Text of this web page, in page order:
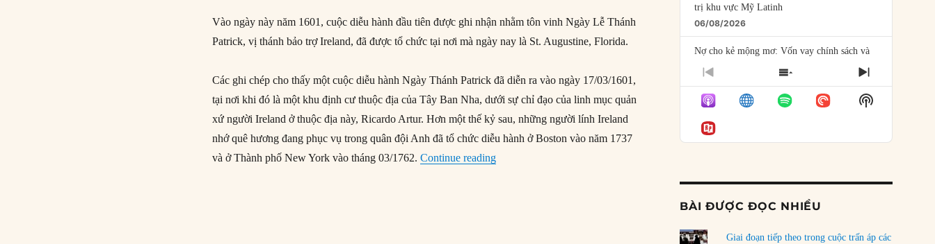
Vào ngày này năm 1601, cuộc diễu hành đầu tiên được ghi nhận nhằm tôn vinh Ngày Lễ Thánh
Patrick, vị thánh bảo trợ Ireland, đã được tổ chức tại nơi mà ngày nay là St. Augustine, Florida.
Các ghi chép cho thấy một cuộc diễu hành Ngày Thánh Patrick đã diễn ra vào ngày 17/03/1601,
tại nơi khi đó là một khu định cư thuộc địa của Tây Ban Nha, dưới sự chỉ đạo của linh mục quản
xứ người Ireland ở thuộc địa này, Ricardo Artur. Hơn một thế kỷ sau, những người lính Ireland
nhớ quê hương đang phục vụ trong quân đội Anh đã tổ chức diễu hành ở Boston vào năm 1737
và ở Thành phố New York vào tháng 03/1762.Continue reading“17/03/1601: Cuộc diễu hành Ngày Thánh Patrick đầu tiên”
trị khu vực Mỹ Latinh
06/08/2026
Nợ cho kẻ mộng mơ: Vốn vay chính sách và
giới hạn của việc cho startup vay vốn
Mỹ Latinh đang trở thành “phòng thí nghiệm”
của phe cánh hữu mới
04/08/2026
Ngoại trưởng Nhật Bản?
Dương
PREVIOUS
EPISODE
SHOW
EPISODES
LIST
NEXT
EPISODE
Show
Podcast
BÀI ĐƯỢC ĐỌC NHIỀU
Giai đoạn tiếp theo trong cuộc trấn áp các